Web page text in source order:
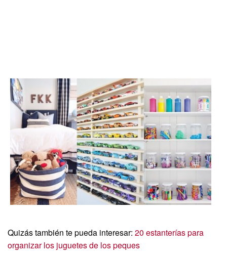
Quizás también te pueda interesar: 20 estanterías para
organizar los juguetes de los peques